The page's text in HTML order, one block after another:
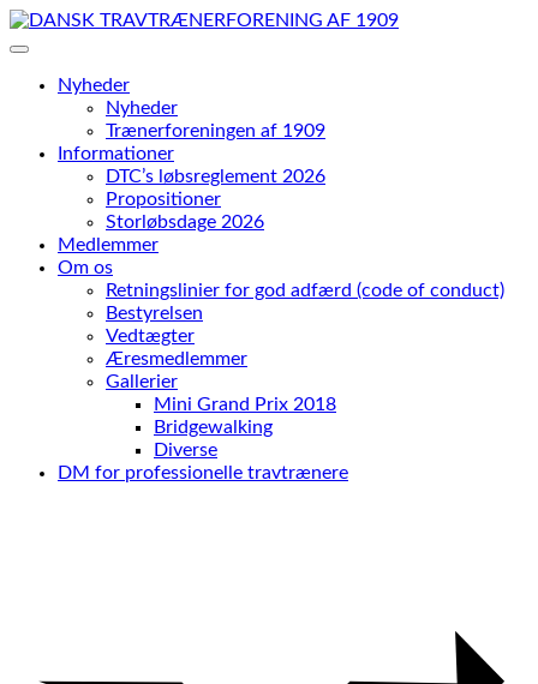
Skip
to
Nyheder
Nyheder
Trænerforeningen af 1909
Informationer
DTC’s løbsreglement 2026
Propositioner
Storløbsdage 2026
Medlemmer
Om os
Retningslinier for god adfærd (code of conduct)
Bestyrelsen
Vedtægter
Æresmedlemmer
Gallerier
Mini Grand Prix 2018
Bridgewalking
Diverse
DM for professionelle travtrænere